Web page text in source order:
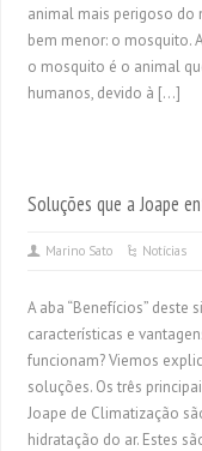
animal mais perigoso do
bem menor: o mosquito.
o mosquito é o animal
humanos, devido à […]
Soluções que a Joape
Marino Sato Notícias
A aba “Benefícios” deste
características e
funcionam? Viemos
soluções. Os três
Joape de Climatização
hidratação do ar. Estes